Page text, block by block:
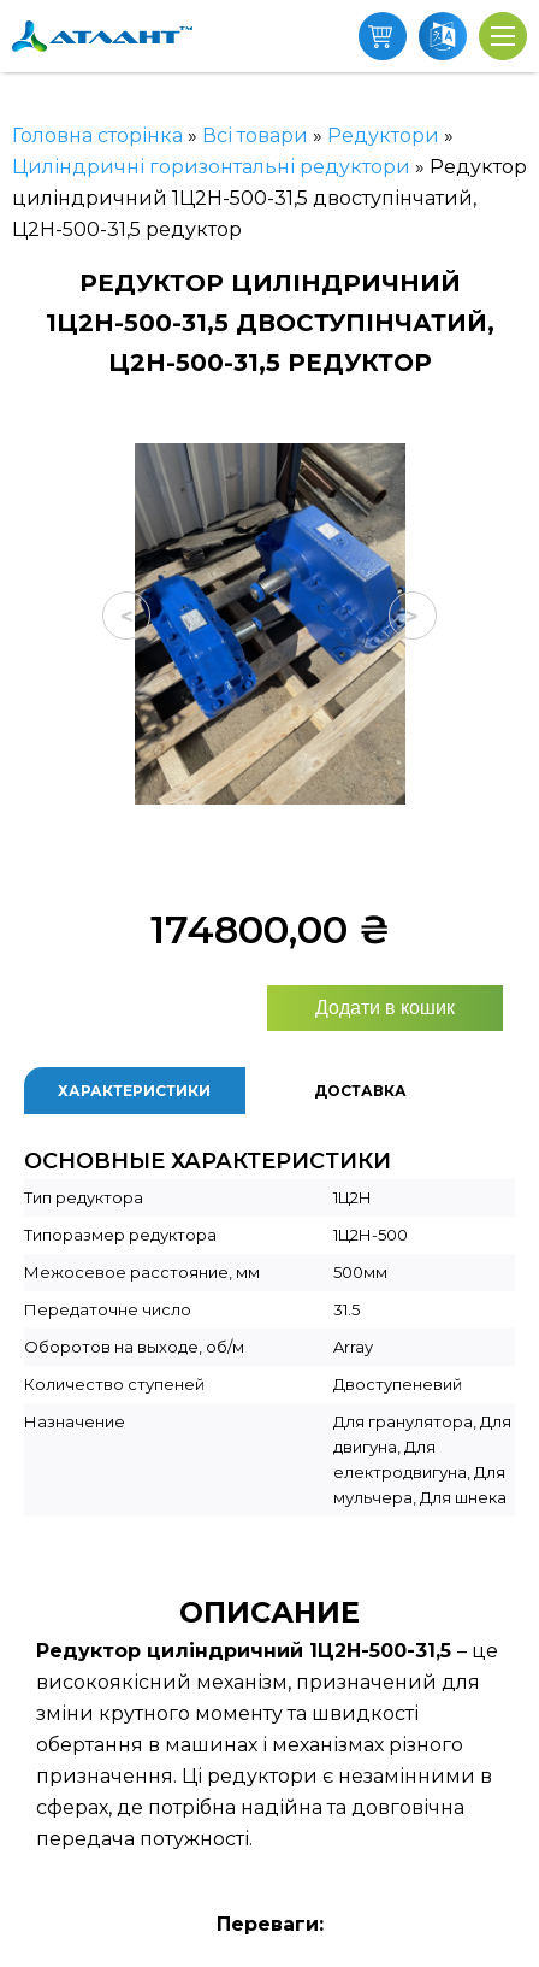
Головна сторінка » Всі товари » Редуктори »
Циліндричні горизонтальні редуктори » Редуктор
циліндричний 1Ц2Н-500-31,5 двоступінчатий,
Ц2Н-500-31,5 редуктор
РЕДУКТОР ЦИЛІНДРИЧНИЙ
1Ц2Н-500-31,5 ДВОСТУПІНЧАТИЙ,
Ц2Н-500-31,5 РЕДУКТОР
< >
174800,00 ₴
Додати в кошик
ХАРАКТЕРИСТИКИ ДОСТАВКА
ОСНОВНЫЕ ХАРАКТЕРИСТИКИ
Тип редуктора
1Ц2Н
Типоразмер редуктора
1Ц2Н-500
Межосевое расстояние, мм
500мм
Передаточне число
31.5
Оборотов на выходе, об/м
Array
Количество ступеней
Двоступеневий
Назначение
Для гранулятора, Для
двигуна, Для
електродвигуна, Для
мульчера, Для шнека
ОПИСАНИЕ
Редуктор циліндричний 1Ц2Н-500-31,5 – це
високоякісний механізм, призначений для
зміни крутного моменту та швидкості
обертання в машинах і механізмах різного
призначення. Ці редуктори є незамінними в
сферах, де потрібна надійна та довговічна
передача потужності.
Переваги: